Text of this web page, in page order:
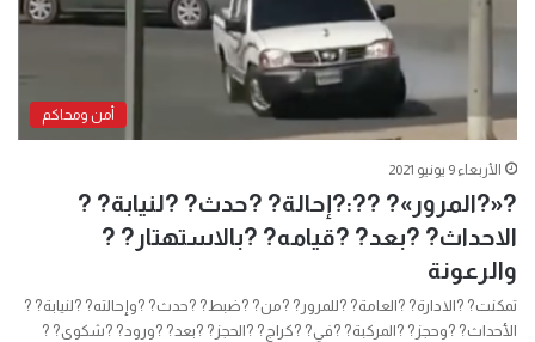
أمن ومحاكم
الأربعاء 9 يونيو 2021
?«?المرور»? ??:?إحالة? ?حدث? ?لنيابة? ?
الاحداث? ?بعد? ?قيامه? ?بالاستهتار? ?
والرعونة
تمكنت? ?الادارة? ?العامة? ?للمرور? ?من? ?ضبط? ?حدث? ?وإحالته? ?لنيابة? ?
الأحداث? ?وحجز? ?المركبة? ?في? ?كراج? ?الحجز? ?بعد? ?ورود? ?شكوى? ?